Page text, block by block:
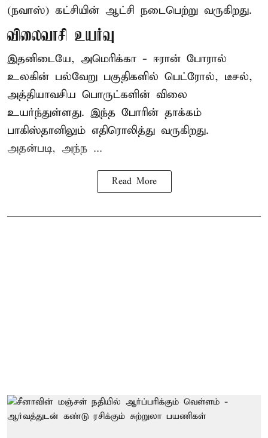
(நவாஸ்) கட்சியின் ஆட்சி நடைபெற்று வருகிறது.
விலைவாசி உயர்வு
இதனிடையே, அமெரிக்கா - ஈரான் போரால்
உலகின் பல்வேறு பகுதிகளில் பெட்ரோல், டீசல்,
அத்தியாவசிய பொருட்களின் விலை
உயர்ந்துள்ளது. இந்த போரின் தாக்கம்
பாகிஸ்தானிலும் எதிரொலித்து வருகிறது.
அதன்படி, அந்ந ...
Read More